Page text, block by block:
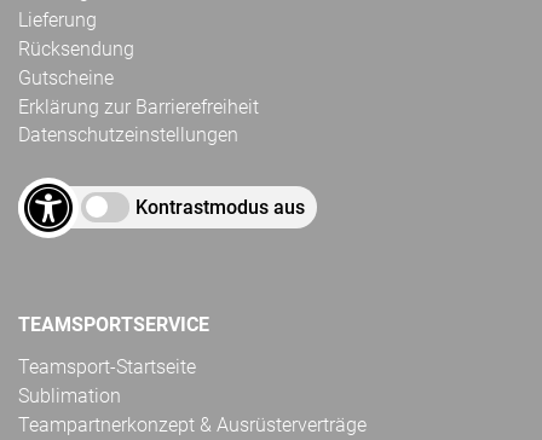
Lieferung
Rücksendung
Gutscheine
Erklärung zur Barrierefreiheit
Datenschutzeinstellungen
Kontrastmodus aus
TEAMSPORTSERVICE
Teamsport-Startseite
Sublimation
Teampartnerkonzept & Ausrüsterverträge